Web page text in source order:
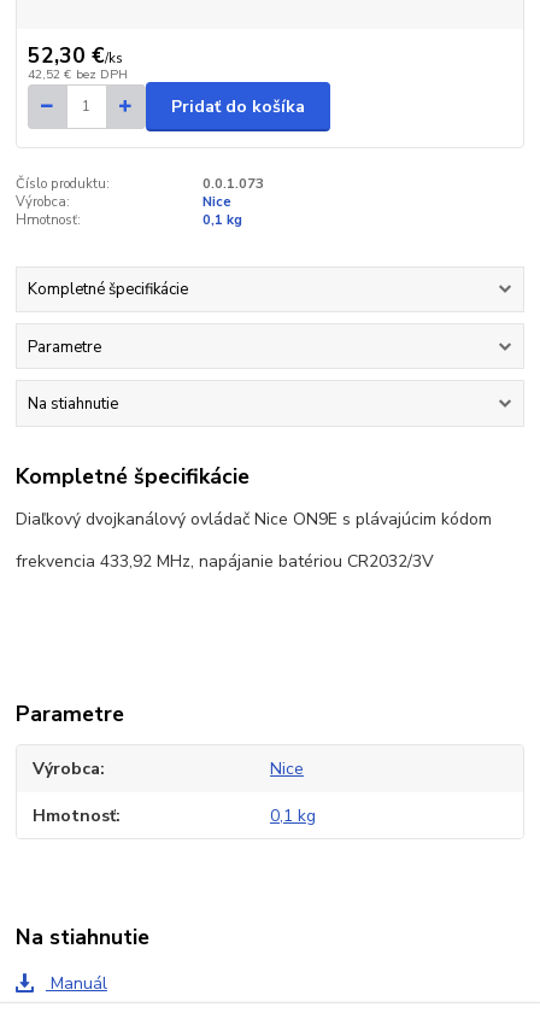
52,30 €/ks
42,52 € bez DPH
Pridať do košíka
Číslo produktu:
0.0.1.073
Výrobca:
Nice
Hmotnosť:
0,1 kg
Kompletné špecifikácie
Parametre
Na stiahnutie
Kompletné špecifikácie
Diaľkový dvojkanálový ovládač Nice ON9E s plávajúcim kódom
frekvencia 433,92 MHz, napájanie batériou CR2032/3V
Parametre
Výrobca Nice
Hmotnosť 0,1 kg
Na stiahnutie
Manuál